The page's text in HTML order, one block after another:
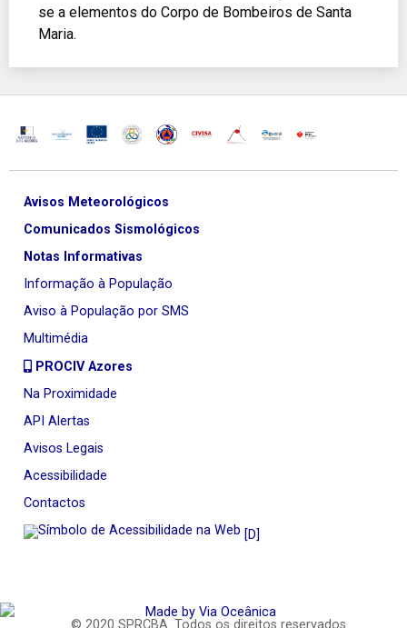
se a elementos do Corpo de Bombeiros de Santa
Maria.
Avisos Meteorológicos
Comunicados Sismológicos
Notas Informativas
Informação à População
Aviso à População por SMS
Multimédia
PROCIV Azores
Na Proximidade
API Alertas
Avisos Legais
Acessibilidade
Contactos
[D]